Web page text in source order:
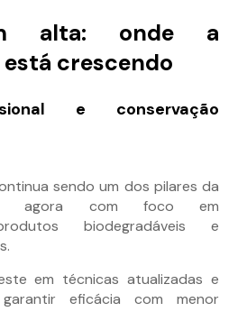
alta: onde a
crescendo
e conservação
sendo um dos pilares da
agora com foco em
biodegradáveis e
em técnicas atualizadas e
eficácia com menor